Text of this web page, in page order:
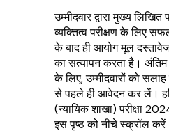
उम्मीदवार द्वारा मुख्य लिखित
व्यक्तित्व परीक्षण के लिए
के बाद ही आयोग मूल
का सत्यापन करता है।
के लिए, उम्मीदवारों को
से पहले ही आवेदन कर लें।
(न्यायिक शाखा) परीक्षा
इस पृष्ठ को नीचे स्क्रॉल